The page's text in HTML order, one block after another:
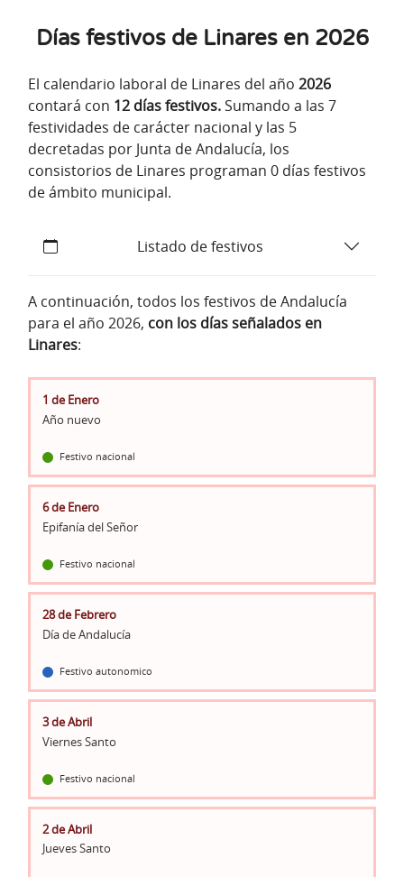
Días festivos de Linares en 2026
El calendario laboral de Linares del año 2026
contará con 12 días festivos.Sumando a las 7
festividades de carácter nacional y las 5
decretadas por Junta de Andalucía, los
consistorios de Linares programan 0 días festivos
de ámbito municipal.
Listado de festivos
A continuación, todos los festivos de Andalucía
para el año 2026, con los días señalados en
Linares:
1 de Enero
Año nuevo
Festivo nacional
6 de Enero
Epifanía del Señor
Festivo nacional
28 de Febrero
Día de Andalucía
Festivo autonomico
3 de Abril
Viernes Santo
Festivo nacional
2 de Abril
Jueves Santo